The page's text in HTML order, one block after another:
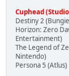
Cuphead
Destiny 2
Horizon: Zero
Entertainment)
The Legend of
Nintendo)
Persona 5 (Atlus)